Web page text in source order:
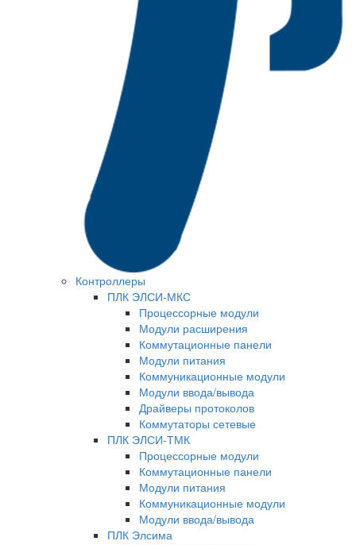
Контроллеры
ПЛК ЭЛСИ-МКС
Процессорные модули
Модули расширения
Коммутационные панели
Модули питания
Коммуникационные модули
Модули ввода/вывода
Драйверы протоколов
Коммутаторы сетевые
ПЛК ЭЛСИ-ТМК
Процессорные модули
Коммутационные панели
Модули питания
Коммуникационные модули
Модули ввода/вывода
ПЛК Элсима